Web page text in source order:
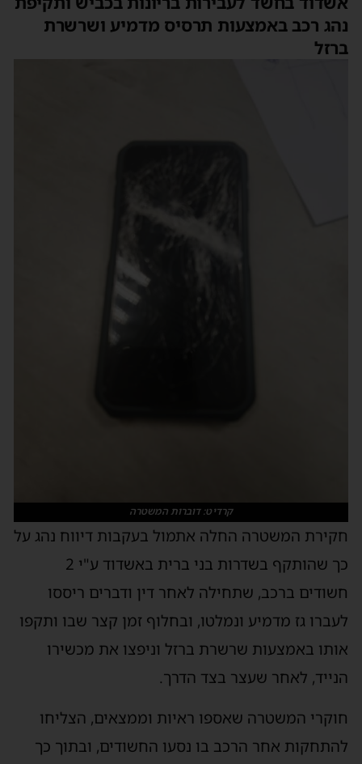
נהג רכב באמצעות תרסיס מדמיע ושרשרת
ברזל
קרדיט: דוברות המשטרה
חקירת המשטרה החלה אתמול בעקבות דיווח נהג על
כך שהותקף בשדרות בני ברית באשדוד ע"י 2
חשודים ברכב, שתחילה לאחר דין ודברים ריססו
לעברו גז מדמיע ונמלטו, ובחלוף זמן קצר שבו ותקפו
אותו באמצעות שרשרת ברזל וניפצו את מכשירו
הנייד, לאחר שעצר בצד הדרך.
חוקרי המשטרה שאספו ראיות וממצאים, הצליחו
להתחקות אחר הרכב בו נסעו החשודים, ובתוך כך